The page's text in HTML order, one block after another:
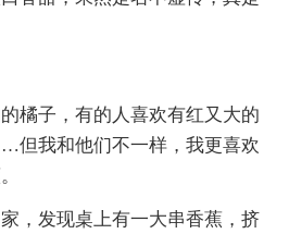
橘子，有的人喜欢有红又大的
但我和他们不一样，我更喜欢
，发现桌上有一大串香蕉，挤